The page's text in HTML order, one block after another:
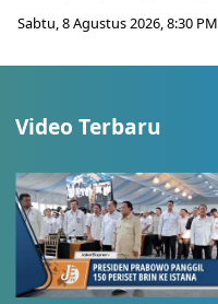
Sabtu, 8 Agustus 2026, 8:30 PM
Video Terbaru